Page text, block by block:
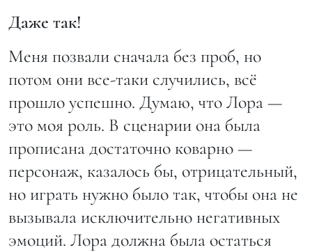
Даже так!
Меня позвали сначала без проб, но
потом они все-таки случились, всё
прошло успешно. Думаю, что Лора —
это моя роль. В сценарии она была
прописана достаточно коварно —
персонаж, казалось бы, отрицательный,
но играть нужно было так, чтобы она не
вызывала исключительно негативных
эмоций. Лора должна была остаться